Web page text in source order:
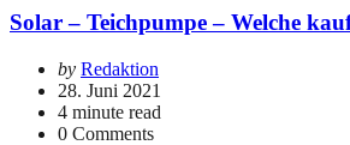
Solar – Teichpumpe – Welche
Posted
by
by Redaktion
28. Juni 2021
4 minute read
0 Comments